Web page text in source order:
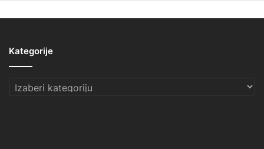
Kategorije
Kategorije